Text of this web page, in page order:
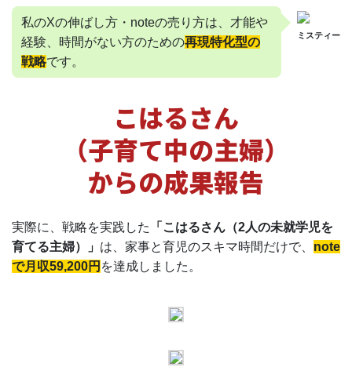
私のXの伸ばし方・noteの売り方は、才能や
経験、時間がない方のための再現特化型の
戦略です。
ミスティー
こはるさん
（子育て中の主婦）
からの成果報告
実際に、戦略を実践した
「こはるさん（2人の未就学児を
育てる主婦）」 は、家事と育児のスキマ時間だけで、 note
で月収59,200円 を達成しました。